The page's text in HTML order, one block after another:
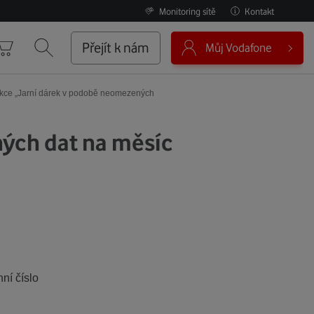
Kontakt
Monitoring sítě
Košík
VyhledáváníPřejít k nám Můj Vodafone
„Jarní dárek v podobě neomezených
dat na měsíc
číslo